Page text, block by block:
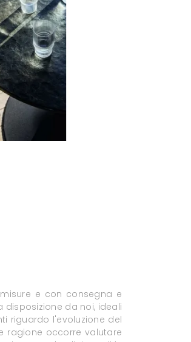
e con consegna e
disposizione da noi, ideali
riguardo l'evoluzione del
ragione occorre valutare